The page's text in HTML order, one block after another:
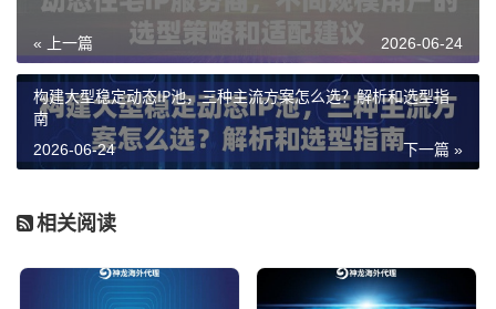
投放测试，“企业级动态住宅IP”则更具优势。它覆盖全球
200多个国家地区，每日进行大量IP去重，保证了IP池的
纯净度。高纯净度意味着IP被目标网站标记为“可疑”或“滥
用”的概率更低，从而直接降低了访问受限的风险。
而对于常规的跨境平台日常运营、社交媒体内容发布或
求，但并发和消耗量相对适中，“动态住宅IP”全面型套餐
名性，能有效模拟真实用户环境，规避平台的风控机
« 上一篇 2026-06-24
构建大型稳定动态IP池，三种主流方案怎么选？解析和选型指
南
下一篇 »
2026-06-24
相关阅读